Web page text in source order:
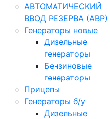
АВТОМАТИЧЕСКИЙ
ВВОД РЕЗЕРВА (АВР)
Генераторы новые
Дизельные
генераторы
Бензиновые
генераторы
Прицепы
Генераторы б/у
Дизельные